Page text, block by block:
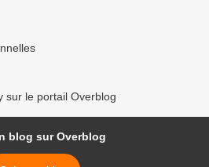
sur le portail Overblog
blog sur Overblog